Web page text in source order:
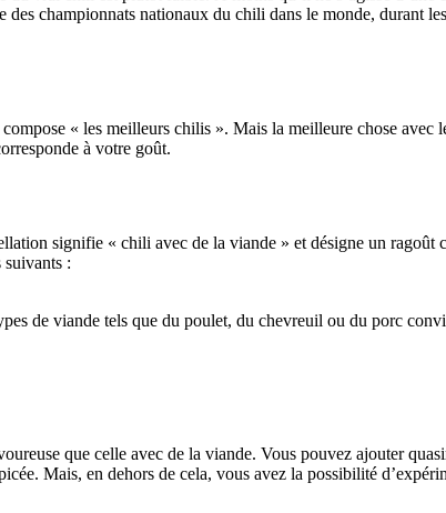
championnats nationaux du chili dans le monde, durant
« les meilleurs chilis ». Mais la meilleure chose avec
à votre goût.
signifie « chili avec de la viande » et désigne un
:
de viande tels que du poulet, du chevreuil ou du porc
que celle avec de la viande. Vous pouvez ajouter
Mais, en dehors de cela, vous avez la possibilité